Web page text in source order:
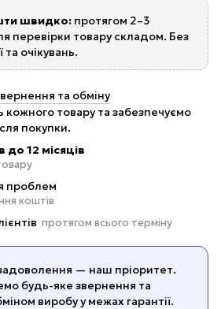
швидко: протягом 2–3
перевірки товару складом. Без
та очікувань.
та обміну
кожного товару та забезпечуємо
покупки.
до 12 місяців
проблем
коштів
протягом всього терміну
— наш пріоритет.
будь-яке звернення та
виробу у межах гарантії.